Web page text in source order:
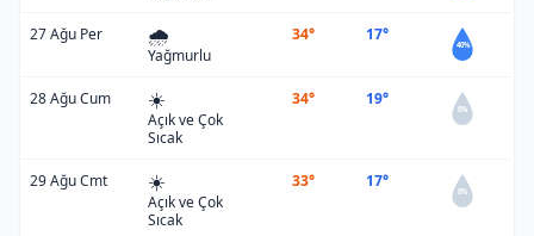
27 Ağu Per 🌧️
Yağmurlu
34° 17°
40%
28 Ağu Cum ☀️
Açık ve Çok
Sıcak
34° 19°
0%
29 Ağu Cmt ☀️
Açık ve Çok
Sıcak
33° 17°
0%